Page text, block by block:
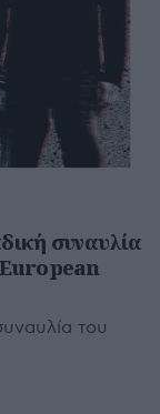
συναυλία
European
του